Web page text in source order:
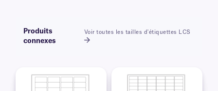
Produits
connexes
Voir toutes les tailles d'étiquettes LCS